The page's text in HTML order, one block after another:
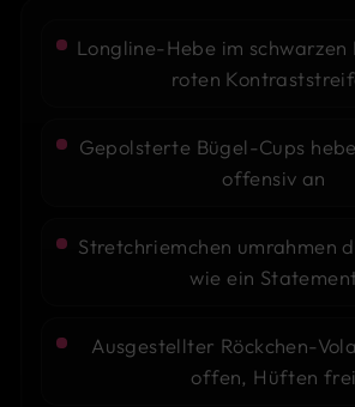
Longline-Hebe im
roten
Gepolsterte Bügel-Cups
offensiv an
Stretchriemchen umrahmen
wie ein
Ausgestellter Röckchen-
offen, Hüften frei